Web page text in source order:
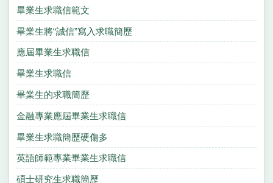
畢業生求職信範文
畢業生將“誠信”寫入求職簡歷
應屆畢業生求職信
畢業生求職信
畢業生的求職簡歷
金融專業應屆畢業生求職信
畢業生求職簡歷硬傷多
英語師範專業畢業生求職信
碩士研究生求職簡歷